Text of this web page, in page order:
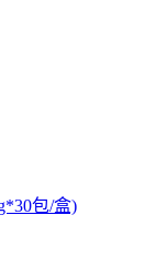
包/盒)